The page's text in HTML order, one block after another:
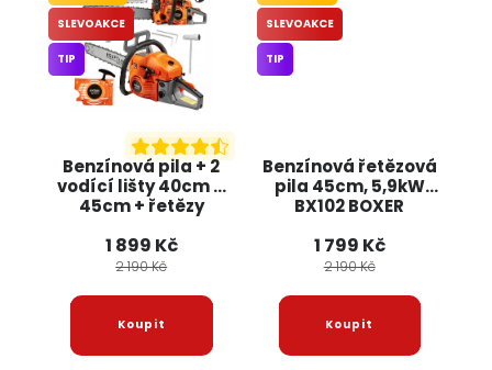
Benzínová pila + 2
vodící lišty 40cm a
45cm + řetězy
SLEVOAKCE
TIP
1 899 Kč
2 190 Kč
Benzínová řetězová
pila 45cm, 5,9kW
BX102 BOXER
SLEVOAKCE
TIP
1 799 Kč
2 190 Kč